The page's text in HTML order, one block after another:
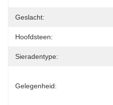
Geslacht:
Hoofdsteen:
Sieradentype:
Gelegenheid: